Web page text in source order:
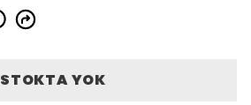
STOKTA YOK